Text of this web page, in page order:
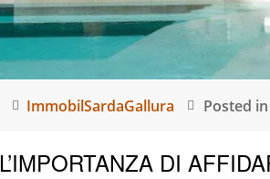
ImmobilSardaGallura Posted in
L’IMPORTANZA DI